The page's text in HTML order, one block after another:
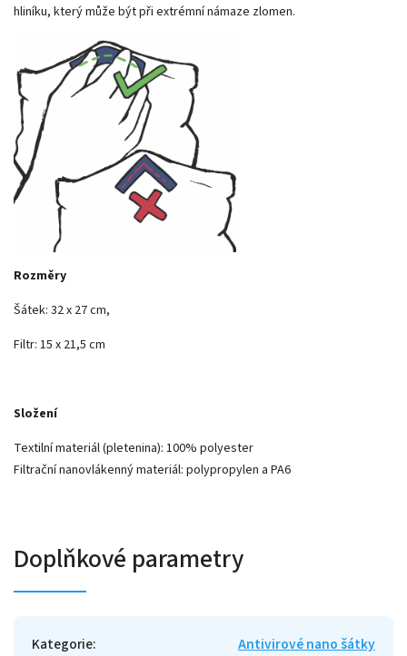
hliníku, který může být při extrémní námaze zlomen.
Rozměry
Šátek: 32 x 27 cm,
Filtr: 15 x 21,5 cm
Složení
Textilní materiál (pletenina): 100% polyester
Filtrační nanovlákenný materiál: polypropylen a PA6
Doplňkové parametry
Kategorie:
Antivirové nano šátky